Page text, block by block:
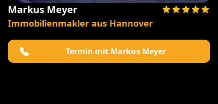
Markus Meyer
Immobilienmakler aus Hannover
Termin mit Markus Meyer